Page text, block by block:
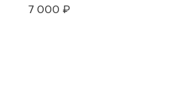
7 000 ₽